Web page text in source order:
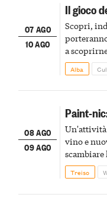
07 AGO
10 AGO
Il gioco
Scopri,
a
Alba
08 AGO
09 AGO
Paint-
Un'attività
vino e
scambiare
Treiso